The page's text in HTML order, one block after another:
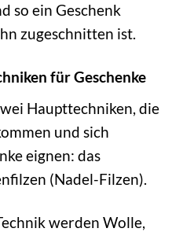
so ein Geschenk
zugeschnitten ist.
für Geschenke
Haupttechniken, die
und sich
eignen: das
(Nadel-Filzen).
werden Wolle,